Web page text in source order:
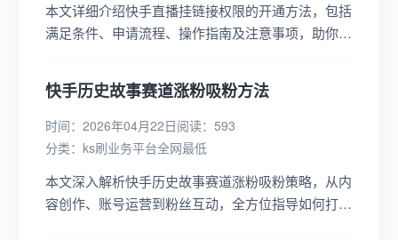
本文详细介绍快手直播挂链接权限的开通方法，包括
满足条件、申请流程、操作指南及注意事项，助你轻
快手历史故事赛道涨粉吸粉方法
时间：2026年04月22日阅读：593
分类： ks刷业务平台全网最低
本文深入解析快手历史故事赛道涨粉吸粉策略，从内
容创作、账号运营到粉丝互动，全方位指导如何打造